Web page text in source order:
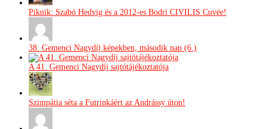
Piknik: Szabó Hedvig és a 2012-es Bodri CIVILIS Cuvée!
38. Gemenci Nagydíj képekben, második nap (6.)
A 41. Gemenci Nagydíj sajtótájékoztatója
Szimpátia séta a Futrinkáért az Andrássy úton!